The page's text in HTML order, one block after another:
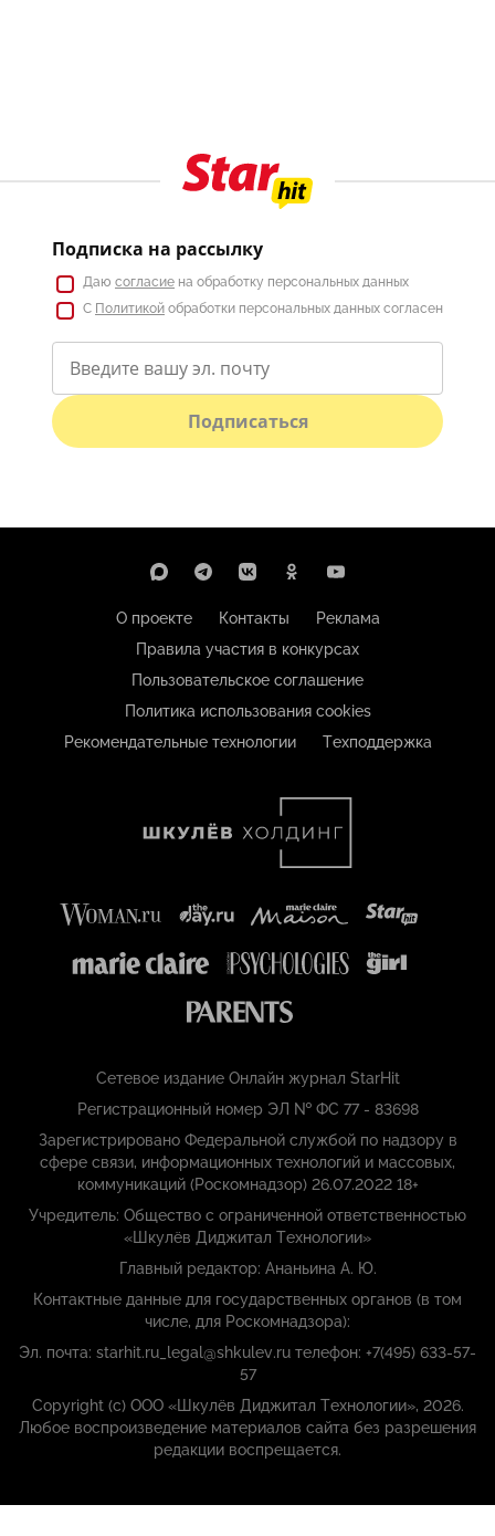
Подписка на рассылку
Даю согласие на обработку персональных данных
С Политикой обработки персональных данных согласен
Подписаться
О проекте Контакты
Реклама
Правила участия в конкурсах
Пользовательское соглашение
Политика использования cookies
Рекомендательные технологии
Техподдержка
Сетевое издание Онлайн журнал StarHit
Регистрационный номер ЭЛ № ФС 77 - 83698
Зарегистрировано Федеральной службой по надзору в
сфере связи, информационных технологий и массовых,
коммуникаций (Роскомнадзор) 26.07.2022 18+
Учредитель: Общество с ограниченной ответственностью
«Шкулёв Диджитал Технологии»
Главный редактор: Ананьина А. Ю.
Контактные данные для государственных органов (в том
числе, для Роскомнадзора):
Эл. почта: starhit.ru_legal@shkulev.ru телефон: +7(495) 633-57-
57
Copyright (с) ООО «Шкулёв Диджитал Технологии», 2026.
Любое воспроизведение материалов сайта без разрешения
редакции воспрещается.